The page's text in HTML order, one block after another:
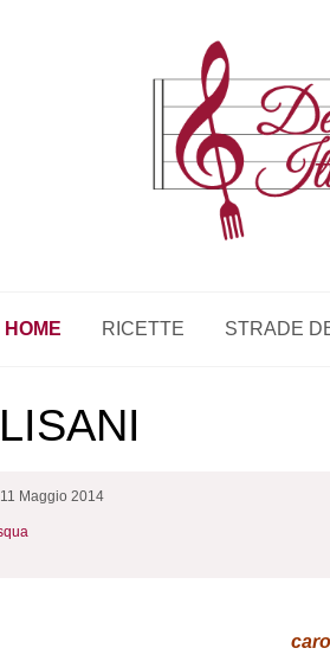
HOME RICETTE STRADE
Maggio 2014